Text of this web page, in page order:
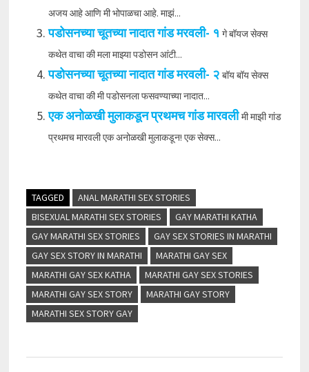
अजय आहे आणि मी भोपाळचा आहे. माझं...
पडोसनच्या चूतच्या नादात गांड मरवली- १ गे बॉयज सेक्स
कथेत वाचा की मला माझ्या पडोसन आंटी...
पडोसनच्या चूतच्या नादात गांड मरवली- २ बॉय बॉय सेक्स
कथेत वाचा की मी पडोसनला फसवण्याच्या नादात...
एक अनोळखी मुलाकडून प्रथमच गांड मारवली मी माझी गांड
प्रथमच मारवली एक अनोळखी मुलाकडून! एक सेक्स...
TAGGED
ANAL MARATHI SEX STORIES
BISEXUAL MARATHI SEX STORIES
GAY MARATHI KATHA
GAY MARATHI SEX STORIES
GAY SEX STORIES IN MARATHI
GAY SEX STORY IN MARATHI
MARATHI GAY SEX
MARATHI GAY SEX KATHA
MARATHI GAY SEX STORIES
MARATHI GAY SEX STORY
MARATHI GAY STORY
MARATHI SEX STORY GAY